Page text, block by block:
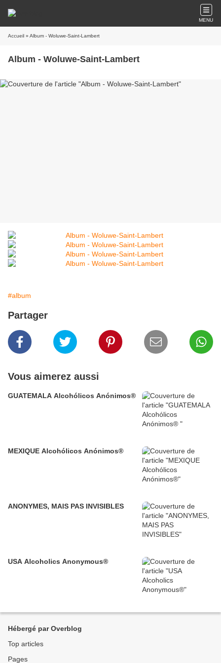
MENU
Accueil » Album - Woluwe-Saint-Lambert
Album - Woluwe-Saint-Lambert
#album
Partager
Vous aimerez aussi
GUATEMALA Alcohólicos Anónimos®
MEXIQUE Alcohólicos Anónimos®
ANONYMES, MAIS PAS INVISIBLES
USA Alcoholics Anonymous®
Hébergé par Overblog
Top articles
Pages